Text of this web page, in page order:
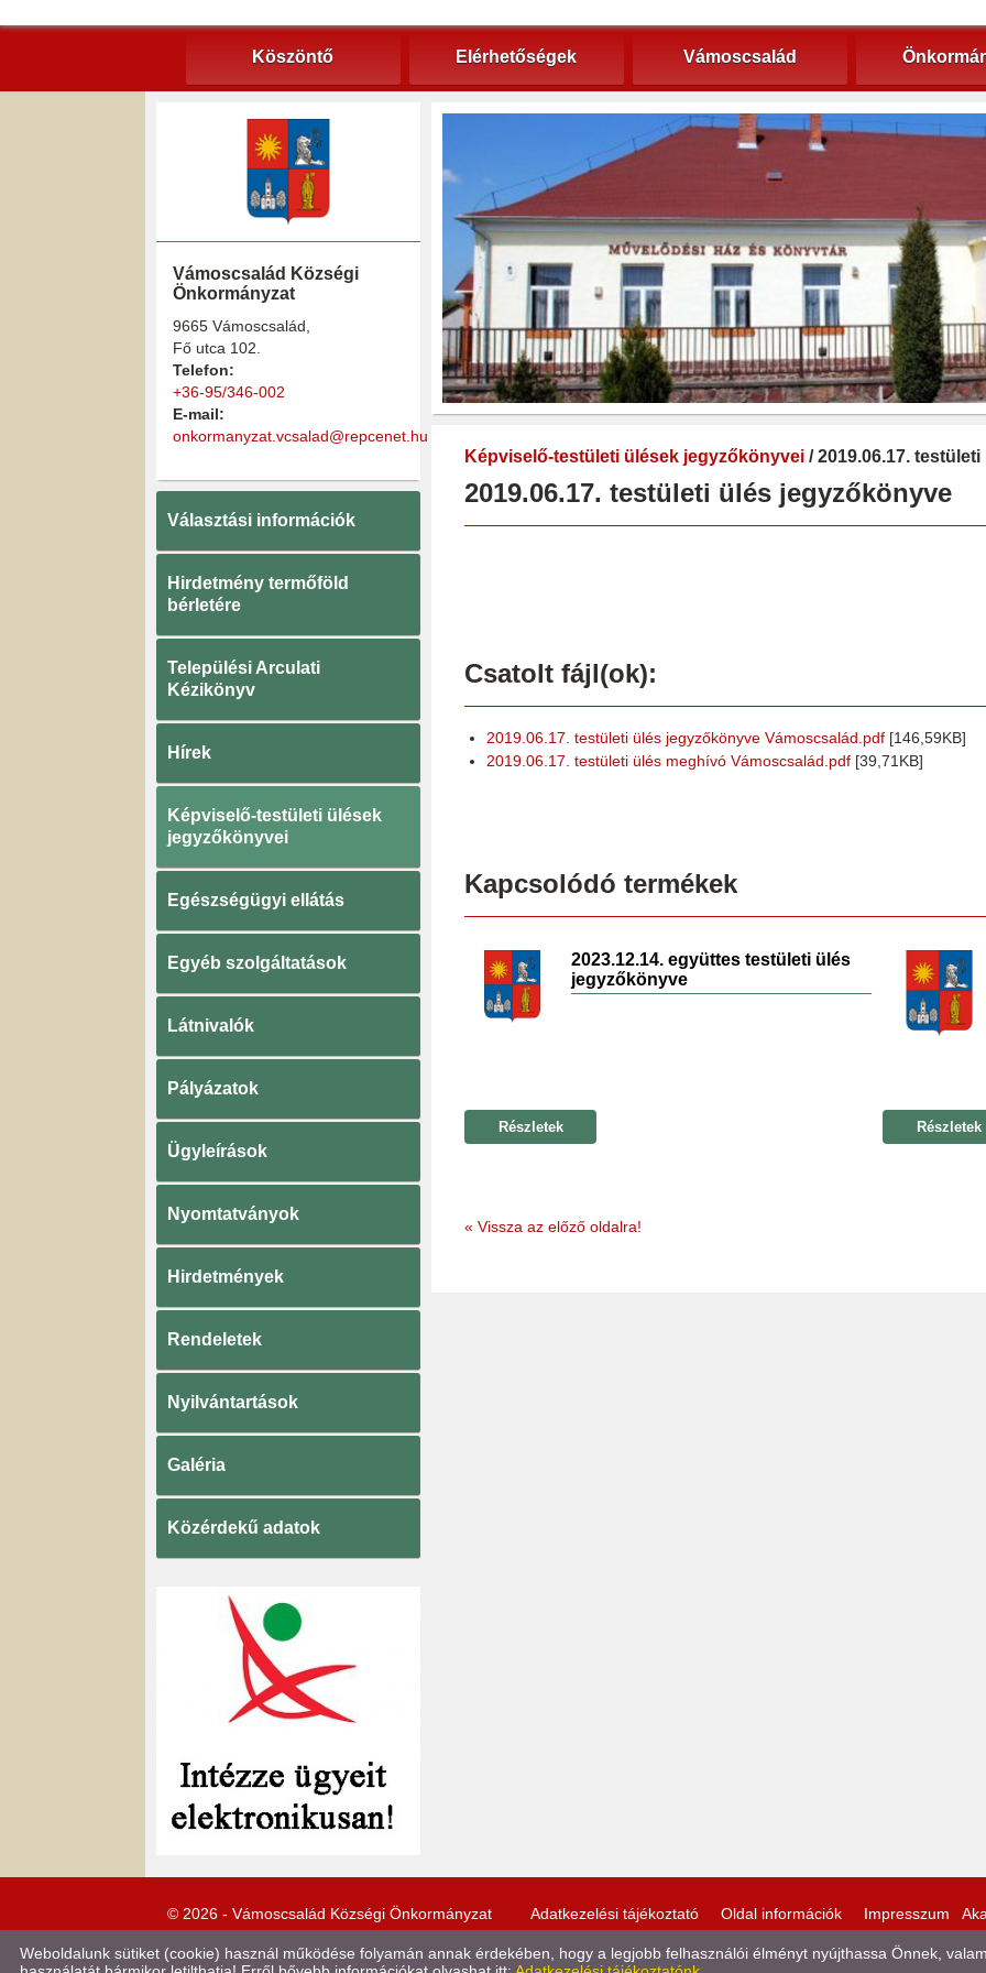
Köszöntő Elérhetőségek Vámoscsalád
Vámoscsalád Községi
Önkormányzat
9665 Vámoscsalád,
Fő utca 102.
Telefon:
+36-95/346-002
E-mail:
onkormanyzat.vcsalad@repcenet.hu
Választási információk
Hirdetmény termőföld
bérletére
Települési Arculati
Kézikönyv
Hírek
Képviselő-testületi ülések
jegyzőkönyvei
Egészségügyi ellátás
Egyéb szolgáltatások
Látnivalók
Pályázatok
Ügyleírások
Nyomtatványok
Hirdetmények
Rendeletek
Nyilvántartások
Galéria
Közérdekű adatok
Képviselő-testületi ülések jegyzőkönyvei / 2019.06.17.
2019.06.17. testületi ülés jegyzőkönyve
Csatolt fájl(ok):
2019.06.17. testületi ülés jegyzőkönyve Vámoscsalád.pdf [146,59KB]
2019.06.17. testületi ülés meghívó Vámoscsalád.pdf [39,71KB]
Kapcsolódó termékek
2023.12.14. együttes testületi ülés
jegyzőkönyve
Részletek Részletek
« Vissza az előző oldalra!
© 2026 - Vámoscsalád Községi Önkormányzat Adatkezelési tájékoztató Oldal információk Impresszum
Weboldalunk sütiket (cookie) használ működése folyamán annak érdekében, hogy a legjobb felhasználói élményt nyújthassa Önnek,